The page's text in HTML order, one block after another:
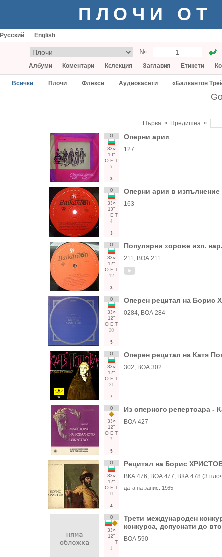
ПЛОЧИ ОТ
Русский English
№
Албуми Коментари Колекция Заглавия Етикети
Всички Плочи Флекси Аудиокасети «Балкантон
Първа « Предишна «
О
33○
10"
О Е Т
3
3
Оперни арии
127
О
33○
10"
Е Т
4
3
Оперни арии в
163
О
33○
12"
О Е Т
12
3
Популярни хорове изп.
211, ВОА 211
О
33○
12"
О Е Т
20
5
Оперен рецитал на Борис
0284, ВОА 284
О
33○
12"
О Е Т
31
7
Оперен рецитал на Катя
302, ВОА 302
О
33○
12"
О Е Т
7
5
Из оперного репертоара -
ВОА 427
О
33○
12"
О Е Т
11
4
Рецитал на Борис
ВКА 476, ВОА 477, ВКА 478 (3
дата на запис: 1965
О
33○
12"
Т
1
Трети международен
конкурса, допуснати до
ВОА 590